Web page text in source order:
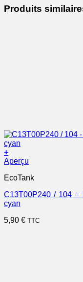
Produits
+
Aperçu
EcoTank
C13T00P240 / 104 –
cyan
5,90 € TTC